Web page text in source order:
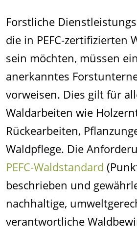
Forstliche
die in PEFC-zertifizierten
sein möchten, müssen
anerkanntes
vorweisen. Dies gilt für
Waldarbeiten wie
Rückearbeiten,
Waldpflege. Die
PEFC-Waldstandard
beschrieben und
nachhaltige,
verantwortliche